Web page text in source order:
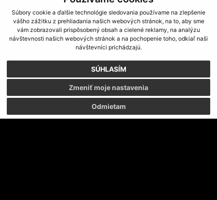
Súbory cookie a ďalšie technológie sledovania používame na zlepšenie
vášho zážitku z prehliadania našich webových stránok, na to, aby sme
vám zobrazovali prispôsobený obsah a cielené reklamy, na analýzu
návštevnosti našich webových stránok a na pochopenie toho, odkiaľ naši
návštevníci prichádzajú.
SÚHLASÍM
Odmietam
Zmeniť moje nastavenia
So súperom z Trenčína sme odohrali spolu 25 duelov a máme
nepriaznivú bilanciu 5 výhier - 7 remíz - 13 prehier. Nad
poslednou výhrou Tatrana nad tímom spod hradu Matúša Čáka
góle Petra Katonu sme zvíťazili pred 13 rokmi. Písal sa 10.
marec 2012. Na našom víťazstve sa podieľal aj útočník David
Guba (* 1991), ktorý sa neskôr v drese Trenčína stane 2-
násobným majstrom Slovenska v už spomínaných sezónach
2014/2015 a 2015/2016.